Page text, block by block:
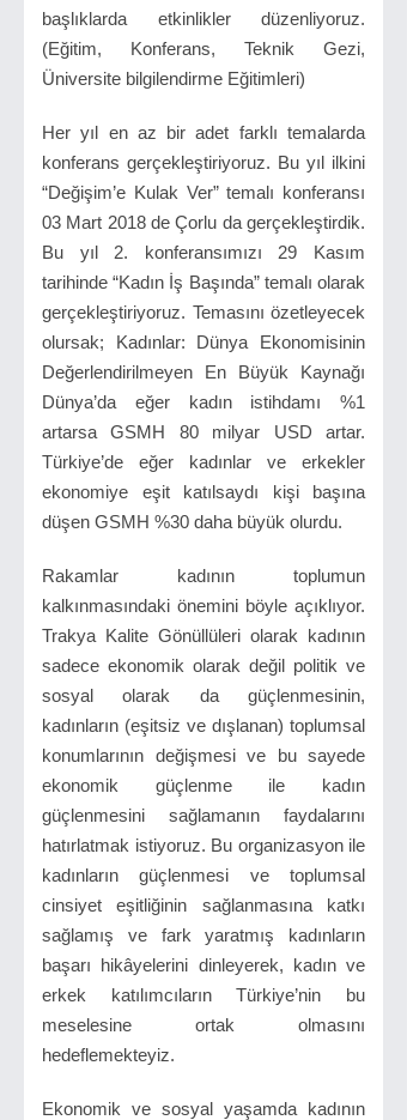
başlıklarda etkinlikler düzenliyoruz.
(Eğitim, Konferans, Teknik Gezi,
Üniversite bilgilendirme Eğitimleri)
Her yıl en az bir adet farklı temalarda
konferans gerçekleştiriyoruz. Bu yıl ilkini
“Değişim’e Kulak Ver” temalı konferansı
03 Mart 2018 de Çorlu da gerçekleştirdik.
Bu yıl 2. konferansımızı 29 Kasım
tarihinde “Kadın İş Başında” temalı olarak
gerçekleştiriyoruz. Temasını özetleyecek
olursak; Kadınlar: Dünya Ekonomisinin
Değerlendirilmeyen En Büyük Kaynağı
Dünya’da eğer kadın istihdamı %1
artarsa GSMH 80 milyar USD artar.
Türkiye’de eğer kadınlar ve erkekler
ekonomiye eşit katılsaydı kişi başına
düşen GSMH %30 daha büyük olurdu.
Rakamlar kadının toplumun
kalkınmasındaki önemini böyle açıklıyor.
Trakya Kalite Gönüllüleri olarak kadının
sadece ekonomik olarak değil politik ve
sosyal olarak da güçlenmesinin,
kadınların (eşitsiz ve dışlanan) toplumsal
konumlarının değişmesi ve bu sayede
ekonomik güçlenme ile kadın
güçlenmesini sağlamanın faydalarını
hatırlatmak istiyoruz. Bu organizasyon ile
kadınların güçlenmesi ve toplumsal
cinsiyet eşitliğinin sağlanmasına katkı
sağlamış ve fark yaratmış kadınların
başarı hikâyelerini dinleyerek, kadın ve
erkek katılımcıların Türkiye’nin bu
meselesine ortak olmasını
hedeflemekteyiz.
Ekonomik ve sosyal yaşamda kadının